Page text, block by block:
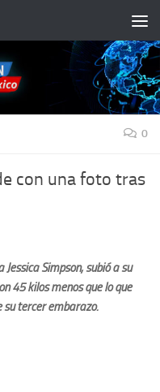
0
con una foto tras
Simpson, subió a su
45 kilos menos que lo que
su tercer embarazo.